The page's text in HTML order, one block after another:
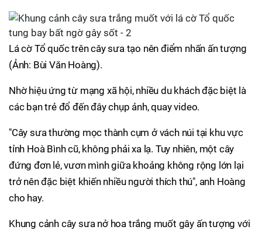
Lá cờ Tổ quốc trên cây sưa tạo nên điểm nhấn ấn tượng
(Ảnh: Bùi Văn Hoàng).
Nhờ hiệu ứng từ mạng xã hội, nhiều du khách đặc biệt là
các bạn trẻ đổ đến đây chụp ảnh, quay video.
"Cây sưa thường mọc thành cụm ở vách núi tại khu vực
tỉnh Hoà Bình cũ, không phải xa lạ. Tuy nhiên, một cây
đứng đơn lẻ, vươn mình giữa khoảng không rộng lớn lại
trở nên đặc biệt khiến nhiều người thích thú", anh Hoàng
cho hay.
Khung cảnh cây sưa nở hoa trắng muốt gây ấn tượng với